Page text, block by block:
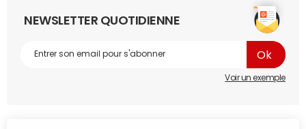
NEWSLETTER QUOTIDIENNE
Voir un exemple